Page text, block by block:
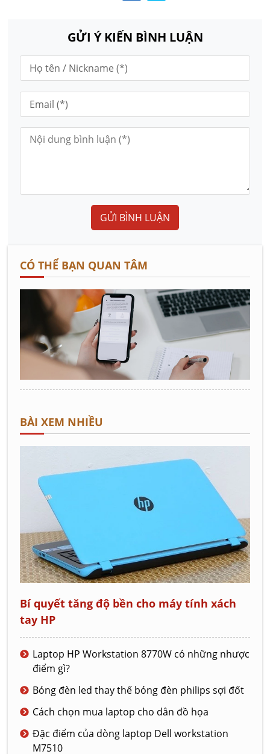
GỬI Ý KIẾN BÌNH LUẬN
GỬI BÌNH LUẬN
CÓ THỂ BẠN QUAN TÂM
BÀI XEM NHIỀU
Bí quyết tăng độ bền cho máy tính xách
tay HP
Laptop HP Workstation 8770W có những nhược
điểm gì?
Bóng đèn led thay thế bóng đèn philips sợi đốt
Cách chọn mua laptop cho dân đồ họa
Đặc điểm của dòng laptop Dell workstation
M7510